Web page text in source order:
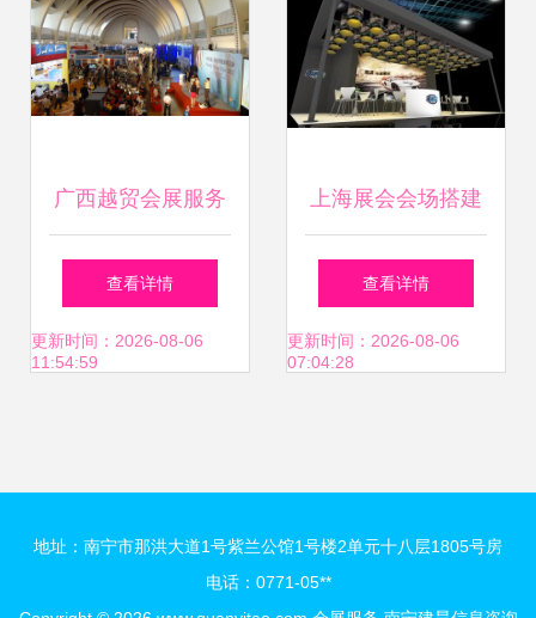
广西越贸会展服务
连接东盟，赋能产
业的专业桥梁
查看详情
更新时间：2026-08-06
11:54:59
上海展会会场搭建
专业会展服务的全
方位指南
查看详情
更新时间：2026-08-06
07:04:28
地址：南宁市那洪大道1号紫兰公馆1号楼2单元十八层1805号房
电话：0771-05**